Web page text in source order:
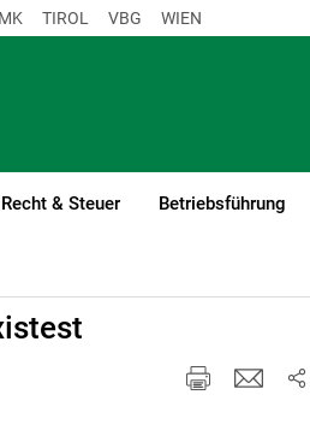
TIROL VBG WIEN
Recht & Steuer Betriebsführung